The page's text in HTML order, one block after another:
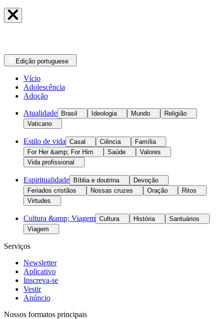
Edição portuguese
Vício
Adolescência
Adoção
Atualidade Brasil Ideologia Mundo
Religião
Vaticano
Estilo de vida Casal Ciência
Família
For Her &amp; For Him
Saúde
Valores
Vida profissional
Espiritualidade Bíblia e doutrina
Devoção
Feriados cristãos
Nossas cruzes Oração
Ritos
Virtudes
Cultura &amp; Viagem Cultura História
Santuários
Viagem
Serviços
Newsletter
Aplicativo
Inscreva-se
Vestir
Anúncio
Nossos formatos principais